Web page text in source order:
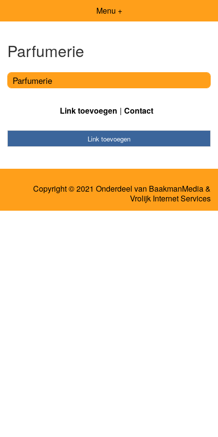
Menu +
Parfumerie
Parfumerie
Link toevoegen Contact
Link toevoegen
Copyright © 2021 Onderdeel van BaakmanMedia&
Vrolijk Internet Services